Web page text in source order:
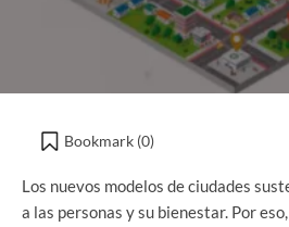
Bookmark (0)
Los nuevos modelos de ciudades
a las personas y su bienestar. Por